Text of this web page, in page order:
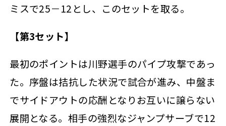
ミスで25－12とし、このセットを取る。
【第3セット】
最初のポイントは川野選手のパイプ攻撃であっ
た。序盤は拮抗した状況で試合が進み、中盤ま
でサイドアウトの応酬となりお互いに譲らない
展開となる。相手の強烈なジャンプサーブで12